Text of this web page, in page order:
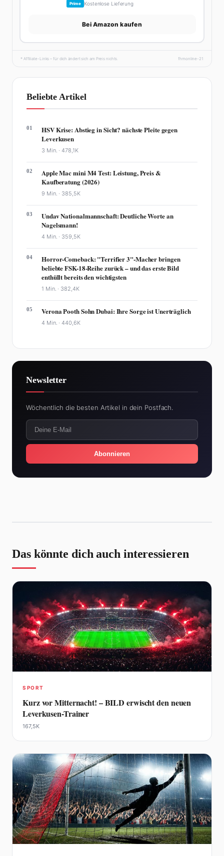
Prime Kostenlose Lieferung
Bei Amazon kaufen
* Affiliate-Links – für dich ändert sich am Preis nichts. fhmonline-21
Beliebte Artikel
01
HSV Krise: Abstieg in Sicht? nächste Pleite gegen
Leverkusen
3 Min. ·478,1K
02
Apple Mac mini M4 Test: Leistung, Preis &
Kaufberatung (2026)
9 Min. · 385,5K
03
Undav Nationalmannschaft: Deutliche Worte an
Nagelsmann!
4 Min. · 359,5K
04
Horror-Comeback: "Terrifier 3"-Macher bringen
beliebte FSK-18-Reihe zurück – und das erste Bild
enthüllt bereits den wichtigsten
1 Min. · 382,4K
05 Verona Pooth Sohn Dubai: Ihre Sorge ist Unerträglich
4 Min. ·440,6K
Newsletter
Wöchentlich die besten Artikel in dein Postfach.
Abonnieren
Das könnte dich auch interessieren
SPORT
Kurz vor Mitternacht! – BILD erwischt den neuen
Leverkusen-Trainer
167,5K